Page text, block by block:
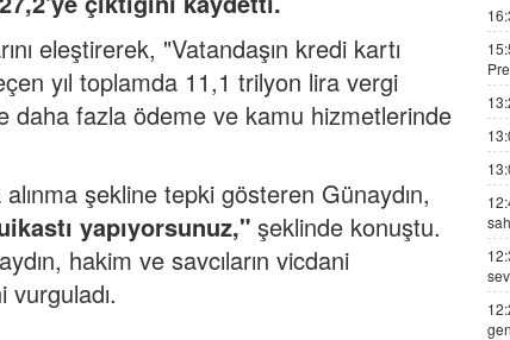
eleştirerek, "Vatandaşın kredi kartı
yıl toplamda 11,1 trilyon lira vergi
daha fazla ödeme ve kamu hizmetlerinde
şekline tepki gösteren Günaydın,
yapıyorsunuz," şeklinde konuştu.
hakim ve savcıların vicdani